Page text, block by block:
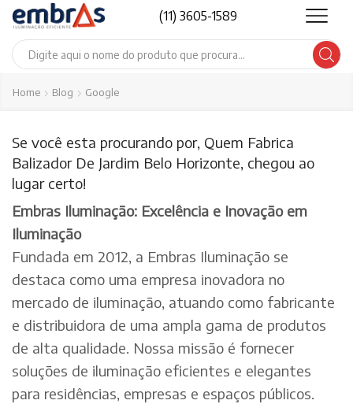
(11) 3605-1589
Search
Home Blog Google
Se você esta procurando por, Quem Fabrica
Balizador De Jardim Belo Horizonte, chegou ao
lugar certo!
Embras Iluminação: Excelência e Inovação em
Iluminação
Fundada em 2012, a Embras Iluminação se
destaca como uma empresa inovadora no
mercado de iluminação, atuando como fabricante
e distribuidora de uma ampla gama de produtos
de alta qualidade. Nossa missão é fornecer
soluções de iluminação eficientes e elegantes
para residências, empresas e espaços públicos.